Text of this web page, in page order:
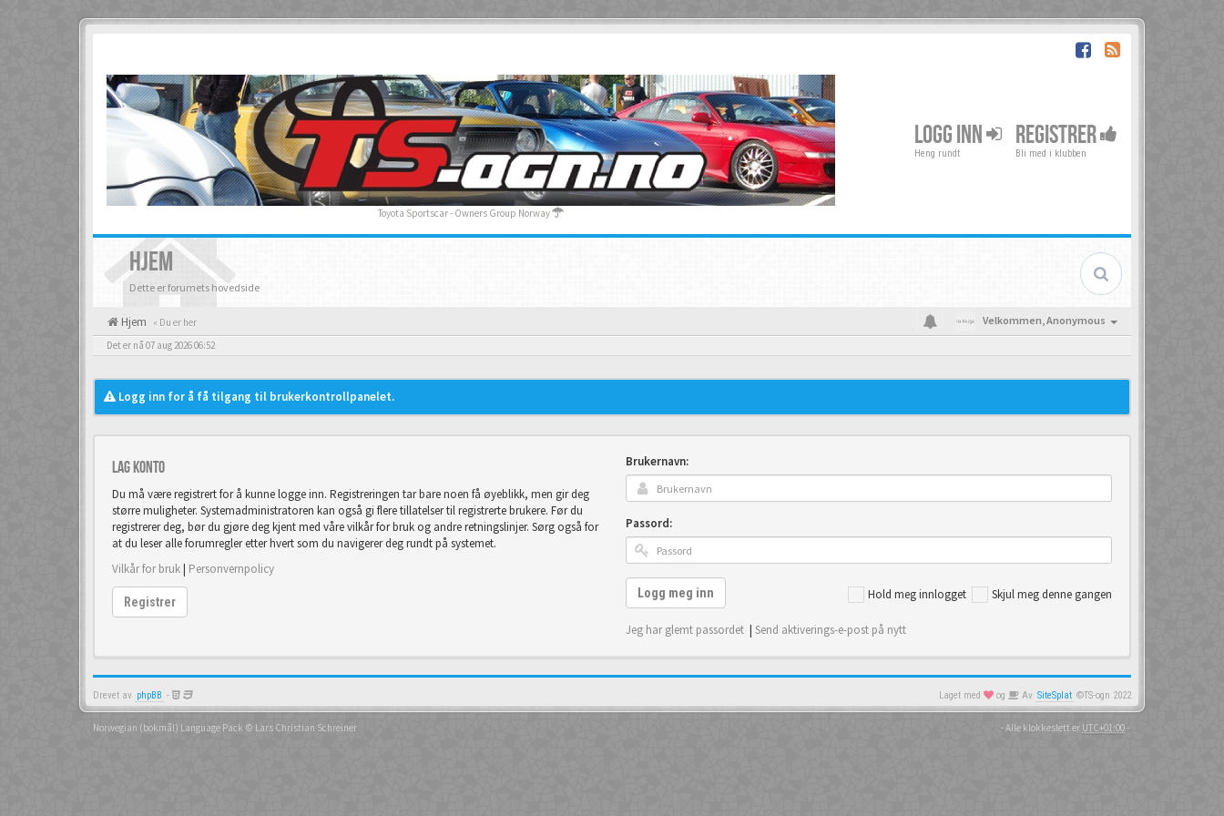
Toyota Sportscar - Owners Group Norway
LOGG INN
Heng rundt
REGISTRER
Bli med i klubben
HJEM
Dette er forumets hovedside
Hjem « Du er her Velkommen,Anonymous
Det er nå 07 aug 2026 06:52
Logg inn for å få tilgang til brukerkontrollpanelet.
Lag konto
Du må være registrert for å kunne logge inn. Registreringen tar bare noen få øyeblikk, men gir deg
større muligheter. Systemadministratoren kan også gi flere tillatelser til registrerte brukere. Før du
registrerer deg, bør du gjøre deg kjent med våre vilkår for bruk og andre retningslinjer. Sørg også for
at du leser alle forumregler etter hvert som du navigerer deg rundt på systemet.
Vilkår for bruk| Personvernpolicy
Registrer
Brukernavn:
Passord:
Hold meg innlogget Skjul meg denne gangen
Logg meg inn
Jeg har glemt passordet | Send aktiverings-e-post på nytt
Drevet av phpBB - Laget med og Av SiteSplat ©TS-ogn 2022
Norwegian (bokmål) Language Pack © Lars Christian Schreiner - Alle klokkeslett er UTC+01:00-